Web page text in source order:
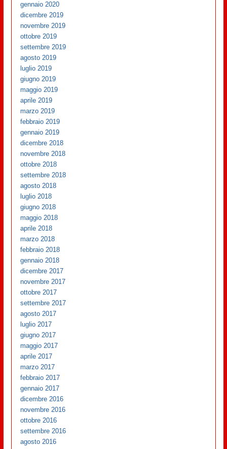
gennaio 2020
dicembre 2019
novembre 2019
ottobre 2019
settembre 2019
agosto 2019
luglio 2019
giugno 2019
maggio 2019
aprile 2019
marzo 2019
febbraio 2019
gennaio 2019
dicembre 2018
novembre 2018
ottobre 2018
settembre 2018
agosto 2018
luglio 2018
giugno 2018
maggio 2018
aprile 2018
marzo 2018
febbraio 2018
gennaio 2018
dicembre 2017
novembre 2017
ottobre 2017
settembre 2017
agosto 2017
luglio 2017
giugno 2017
maggio 2017
aprile 2017
marzo 2017
febbraio 2017
gennaio 2017
dicembre 2016
novembre 2016
ottobre 2016
settembre 2016
agosto 2016